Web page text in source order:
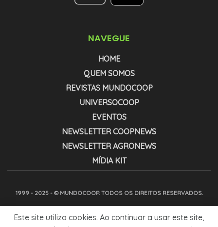
NAVEGUE
HOME
QUEM SOMOS
REVISTAS MUNDOCOOP
UNIVERSOCOOP
EVENTOS
NEWSLETTER COOPNEWS
NEWSLETTER AGRONEWS
MÍDIA KIT
1999 - 2025 - © MUNDOCOOP. TODOS OS DIREITOS RESERVADOS.
Este site utiliza cookies. Ao continuar a usar este site,